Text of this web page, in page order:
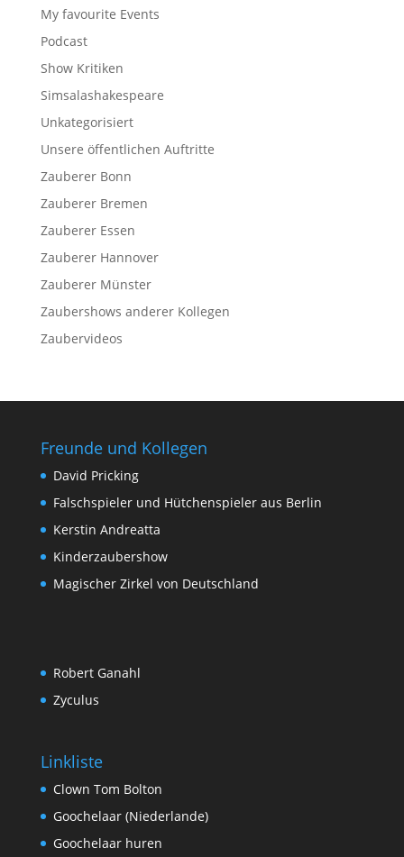
My favourite Events
Podcast
Show Kritiken
Simsalashakespeare
Unkategorisiert
Unsere öffentlichen Auftritte
Zauberer Bonn
Zauberer Bremen
Zauberer Essen
Zauberer Hannover
Zauberer Münster
Zaubershows anderer Kollegen
Zaubervideos
Freunde und Kollegen
David Pricking
Falschspieler und Hütchenspieler aus Berlin
Kerstin Andreatta
Kinderzaubershow
Magischer Zirkel von Deutschland
Robert Ganahl
Zyculus
Linkliste
Clown Tom Bolton
Goochelaar (Niederlande)
Goochelaar huren